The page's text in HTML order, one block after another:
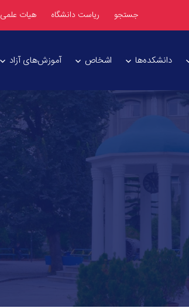
جستجو ریاست دانشگاه هیات علمی
دانشکده‌ها اشخاص آموزش‌های آزاد